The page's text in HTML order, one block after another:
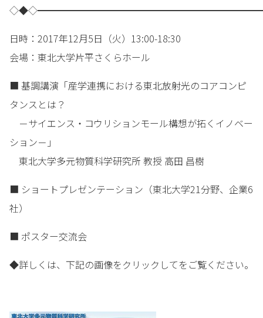
日時：2017年12月5日（火）13:00-18:30
会場：東北大学片平さくらホール
■ 基調講演「産学連携における東北放射光のコアコンピ
タンスとは？
－サイエンス・コウリションモール構想が拓くイノベー
ション－」
東北大学多元物質科学研究所 教授 高田 昌樹
■ ショートプレゼンテーション（東北大学21分野、企業6
社）
■ ポスター交流会
◆詳しくは、下記の画像をクリックしてをご覧ください。